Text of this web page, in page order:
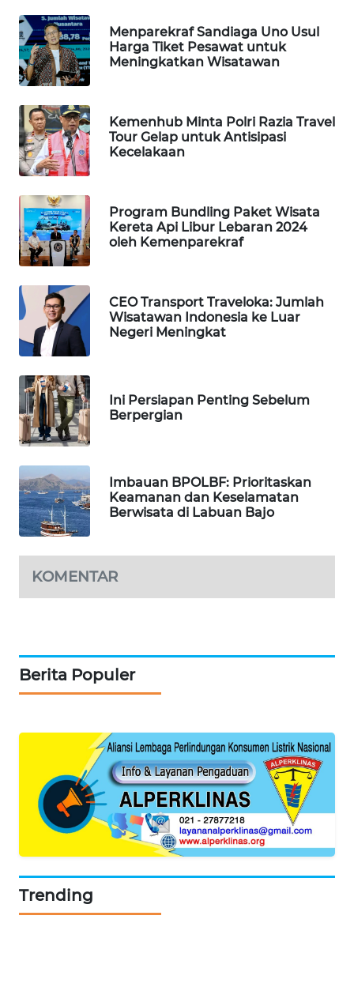
Menparekraf Sandiaga Uno Usul
Harga Tiket Pesawat untuk
Meningkatkan Wisatawan
Kemenhub Minta Polri Razia Travel
Tour Gelap untuk Antisipasi
Kecelakaan
Program Bundling Paket Wisata
Kereta Api Libur Lebaran 2024
oleh Kemenparekraf
CEO Transport Traveloka: Jumlah
Wisatawan Indonesia ke Luar
Negeri Meningkat
Ini Persiapan Penting Sebelum
Berpergian
Imbauan BPOLBF: Prioritaskan
Keamanan dan Keselamatan
Berwisata di Labuan Bajo
KOMENTAR
Berita Populer
Trending
ID
WAHANANEWS
CO ID
WAHANANEWS
NET
WAHANA
SPORT
WAHANA
UMKM
WAHANA
SELEB
WAHANA
WAHANA
OTOMOTIF
WAHANA
HEALTH
WAHANA
LAPAK
Wahana
Network
LISTRIK
MASYARAKAT
KELISTRIKAN
WALINKI
MAWAKA